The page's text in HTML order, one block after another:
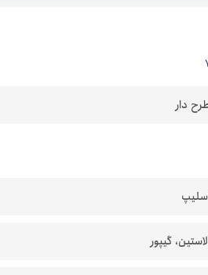
دار
گیپور